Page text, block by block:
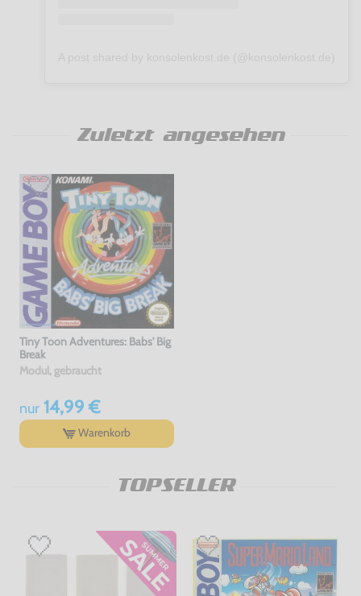
Zuletzt angesehen
Tiny Toon Adventures: Babs' Big
Break
Modul, gebraucht
nur14,99 €
Warenkorb
TOPSELLER